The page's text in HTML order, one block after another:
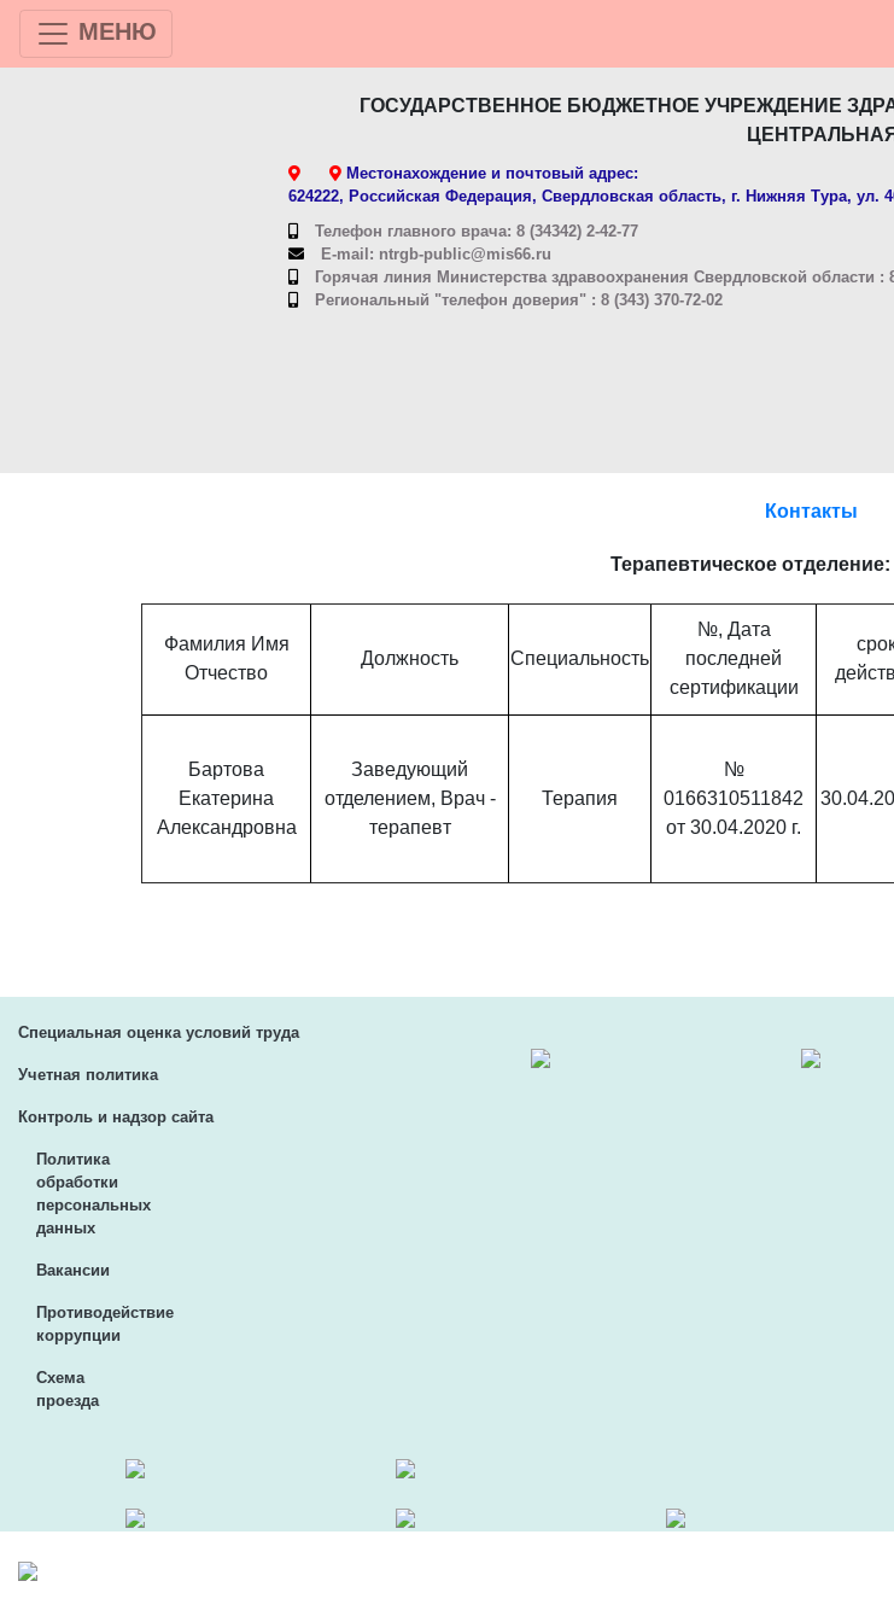
МЕНЮ
ГОСУДАРСТВЕННОЕ БЮДЖЕТНОЕ УЧРЕЖДЕНИЕ
Местонахождение и почтовый адрес:
624222, Российская Федерация, Свердловская область, г. Нижняя Тура, ул.
Телефон главного врача: 8 (34342) 2-42-77
E-mail: ntrgb-public@mis66.ru
Горячая линия Министерства здравоохранения Свердловской области :
Региональный "телефон доверия" : 8 (343) 370-72-02
Контакты
Терапевтическое
Фамилия Имя
Отчество
Должность Специальность
№, Дата
последней
сертификации
Бартова
Екатерина
Александровна
Заведующий
отделением, Врач -
терапевт
Терапия
№
0166310511842
от 30.04.2020 г.
Специальная оценка условий труда
Учетная политика
Контроль и надзор сайта
Политика
обработки
персональных
данных
Вакансии
Противодействие
коррупции
Схема
проезда